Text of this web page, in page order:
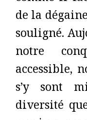
de la
souligné.
notre
accessible,
s’y sont
diversité